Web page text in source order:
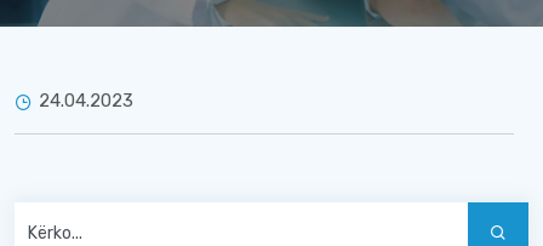
24.04.2023